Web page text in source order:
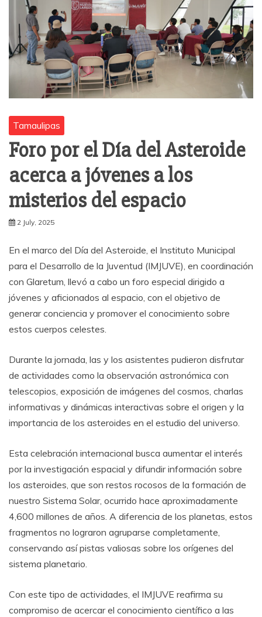
Tamaulipas
Foro por el Día del Asteroide
acerca a jóvenes a los
misterios del espacio
2 July, 2025
En el marco del Día del Asteroide, el Instituto Municipal
para el Desarrollo de la Juventud (IMJUVE), en coordinación
con Glaretum, llevó a cabo un foro especial dirigido a
jóvenes y aficionados al espacio, con el objetivo de
generar conciencia y promover el conocimiento sobre
estos cuerpos celestes.
Durante la jornada, las y los asistentes pudieron disfrutar
de actividades como la observación astronómica con
telescopios, exposición de imágenes del cosmos, charlas
informativas y dinámicas interactivas sobre el origen y la
importancia de los asteroides en el estudio del universo.
Esta celebración internacional busca aumentar el interés
por la investigación espacial y difundir información sobre
los asteroides, que son restos rocosos de la formación de
nuestro Sistema Solar, ocurrido hace aproximadamente
4,600 millones de años. A diferencia de los planetas, estos
fragmentos no lograron agruparse completamente,
conservando así pistas valiosas sobre los orígenes del
sistema planetario.
Con este tipo de actividades, el IMJUVE reafirma su
compromiso de acercar el conocimiento científico a las